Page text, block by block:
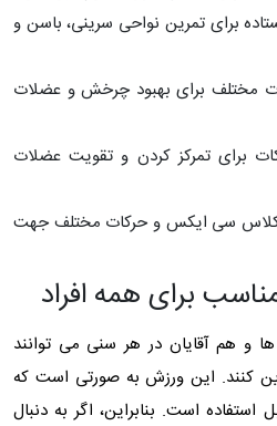
حرکات ایستاده برای تمرین نواحی سرینی، باسن و
هسته 2: حرکات مختلف برای بهبود چرخش و عضلات
هسته 3: حرکات برای تمرکز کردن و تقویت عضلات
سی ایکس و حرکات مختلف جهت
برای همه افراد
و هم آقایان در هر سنی می توانند
کنند. این ورزش به صورتی است که
استفاده است. بنابراین، اگر به دنبال